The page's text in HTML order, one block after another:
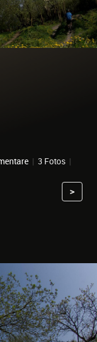
| 3 Fotos |
>